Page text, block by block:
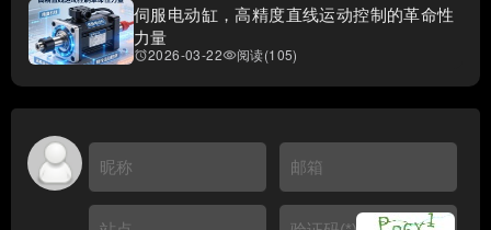
伺服电动缸，高精度直线运动控制的革命性
力量
access_alarms2026-03-22visibility阅读(105)